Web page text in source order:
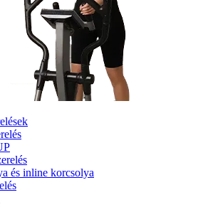
és inline korcsolya